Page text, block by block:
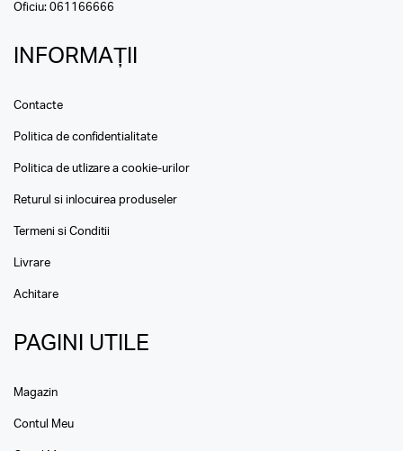
Oficiu: 061166666
INFORMAȚII
Contacte
Politica de confidentialitate
Politica de utlizare a cookie-urilor
Returul si inlocuirea produseler
Termeni si Conditii
Livrare
Achitare
PAGINI UTILE
Magazin
Contul Meu